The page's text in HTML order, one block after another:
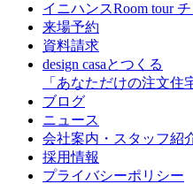
イニハンスRoom tour
来場予約
資料請求
design casaとつくる
「あなただけの注文住
ブログ
ニュース
会社案内・スタッフ紹
採用情報
プライバシーポリシー